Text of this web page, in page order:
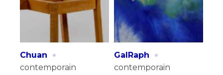
Adresse email*
Prénom
Chuan ·
contemporain
GalRaph ·
contemporain